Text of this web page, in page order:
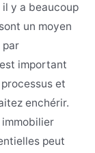
il y a beaucoup
un moyen
par
important
et
enchérir.
peut